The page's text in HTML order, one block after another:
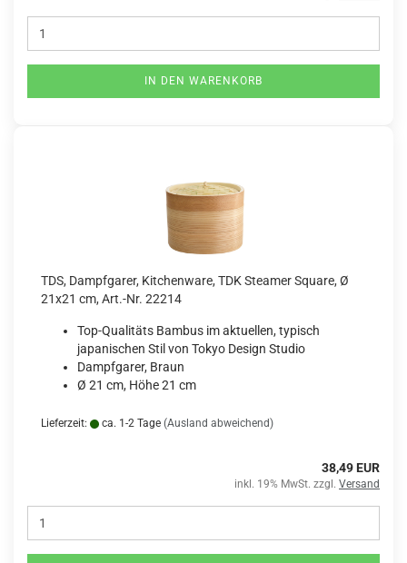
IN DEN WARENKORB
TDS, Dampfgarer, Kitchenware, TDK Steamer Square, Ø
21x21 cm, Art.-Nr. 22214
Top-Qualitäts Bambus im aktuellen, typisch
japanischen Stil von Tokyo Design Studio
Dampfgarer, Braun
Ø 21 cm, Höhe 21 cm
Lieferzeit: ca. 1-2 Tage (Ausland abweichend)
38,49 EUR
inkl. 19% MwSt. zzgl. Versand